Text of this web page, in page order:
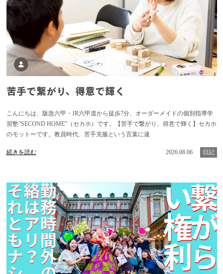
苦手で繋がり、得意で輝く
こんにちは、阪急六甲・JR六甲道から徒歩7分、オーダーメイドの個別指導学
習塾”SECOND HOME”（セカホ）です。【苦手で繋がり、得意で輝く】セカホ
のモットーです。教員時代、苦手克服という言葉に違
続きを読む 2026.08.06 日記